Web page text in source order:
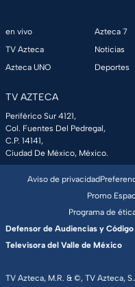
en vivo
TV Azteca
Azteca UNO
Azteca 7
Noticias
Deportes
TV AZTECA
Periférico Sur 4121,
Col. Fuentes Del Pedregal,
C.P. 14141,
Ciudad De México, México.
TV Azteca, M.R. & ©, TV Azteca,
Aviso de privacidad
Promo
Programa de
Defensor de Audiencias y
Televisora del Valle de México